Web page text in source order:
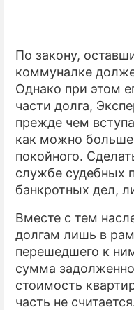
По закону,
коммуналке
Однако при этом
части долга,
прежде чем
как можно больше
покойного.
службе судебных
банкротных дел,
Вместе с тем
долгам лишь в
перешедшего к
сумма
стоимость
часть не